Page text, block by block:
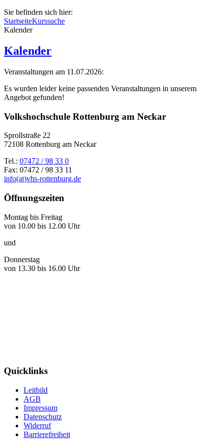
Sie befinden sich hier:
StartseiteKurssuche
Kalender
Kalender
Veranstaltungen am 11.07.2026:
Es wurden leider keine passenden Veranstaltungen in unserem
Angebot gefunden!
Volkshochschule Rottenburg am Neckar
Sprollstraße 22
72108 Rottenburg am Neckar
Tel.: 07472 / 98 33 0
Fax: 07472 / 98 33 11
info(at)vhs-rottenburg.de
Öffnungszeiten
Montag bis Freitag
von 10.00 bis 12.00 Uhr
und
Donnerstag
von 13.30 bis 16.00 Uhr
Quicklinks
Leitbild
AGB
Impressum
Datenschutz
Widerruf
Barrierefreiheit